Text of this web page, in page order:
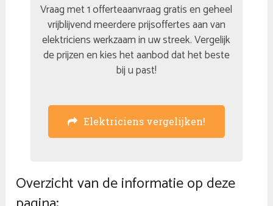
Vraag met 1 offerteaanvraag gratis en geheel
vrijblijvend meerdere prijsoffertes aan van
elektriciens werkzaam in uw streek. Vergelijk
de prijzen en kies het aanbod dat het beste
bij u past!
Elektriciens vergelijken!
Overzicht van de informatie op deze